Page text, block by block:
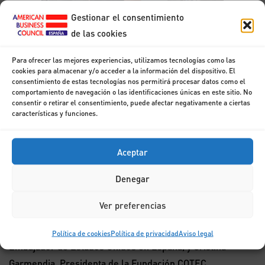
Gestionar el consentimiento
de las cookies
Para ofrecer las mejores experiencias, utilizamos tecnologías como las
cookies para almacenar y/o acceder a la información del dispositivo. El
consentimiento de estas tecnologías nos permitirá procesar datos como el
comportamiento de navegación o las identificaciones únicas en este sitio. No
consentir o retirar el consentimiento, puede afectar negativamente a ciertas
características y funciones.
Aceptar
Denegar
Ver preferencias
Política de cookiesPolítica de privacidadAviso legal
“Innovación”
El 29 de junio de 2010 se dio un nuevo encuentro de
distintas personalidades en torno al mundo empresarial
de España y Estados Unidos en la Universidad Europea de
Este encuentro estuvo presidido por Mariano Rajoy,
Presidente del Partido Popular, Alan Solomont,
Embajador de Estados Unidos en España, y Cristina